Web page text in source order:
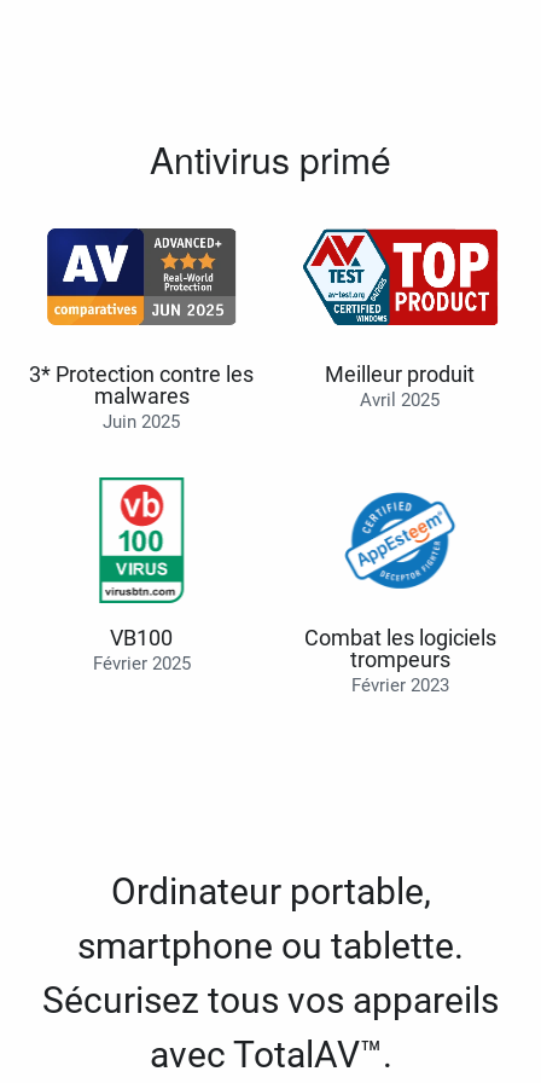
Antivirus primé
3* Protection contre les
malwares
Juin 2025
Meilleur produit
Avril 2025
VB100
Février 2025
Combat les logiciels
trompeurs
Février 2023
Ordinateur portable,
smartphone ou tablette.
Sécurisez tous vos appareils
avec TotalAV™.